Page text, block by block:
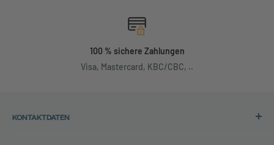
100 % sichere Zahlungen
Visa, Mastercard, KBC/CBC, ..
KONTAKTDATEN